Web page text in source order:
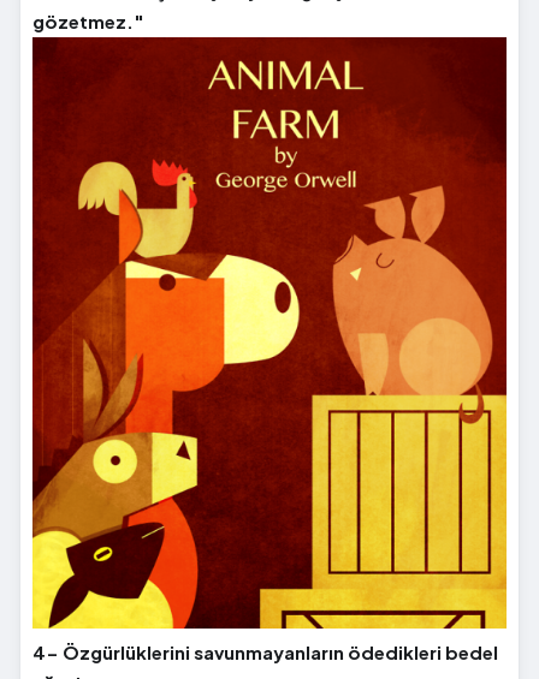
gözetmez."
4- Özgürlüklerini savunmayanların ödedikleri bedel